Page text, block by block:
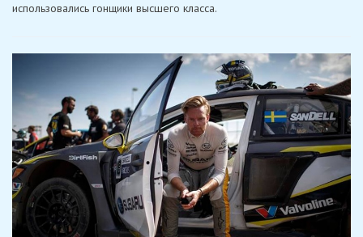
использовались гонщики высшего класса.